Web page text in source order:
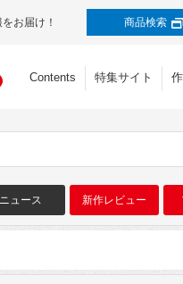
お届け！ 商品検索
Contents 特集サイト
ニュース 新作レビュー